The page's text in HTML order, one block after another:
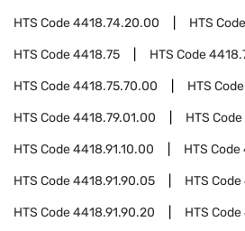
HTS Code4418.74.20.00 HTS Code
HTS Code4418.75 HTS Code
HTS Code4418.75.70.00 HTS Code
HTS Code4418.79.01.00 HTS Code
HTS Code4418.91.10.00 HTS Code
HTS Code4418.91.90.05 HTS Code
HTS Code4418.91.90.20 HTS Code